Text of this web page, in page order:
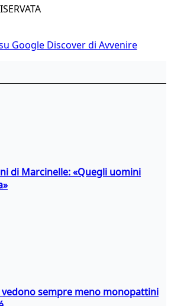
Google Discover di Avvenire
di Marcinelle: «Quegli uomini
sempre meno monopattini